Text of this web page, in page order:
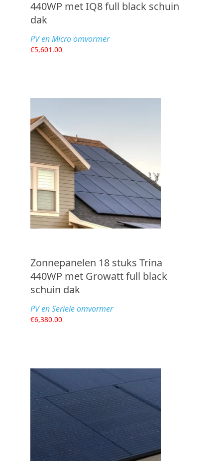
440WP met IQ8 full black schuin
dak
PV en Micro omvormer
€5,601.00
Zonnepanelen 18 stuks Trina
440WP met Growatt full black
schuin dak
PV en Seriele omvormer
€6,380.00